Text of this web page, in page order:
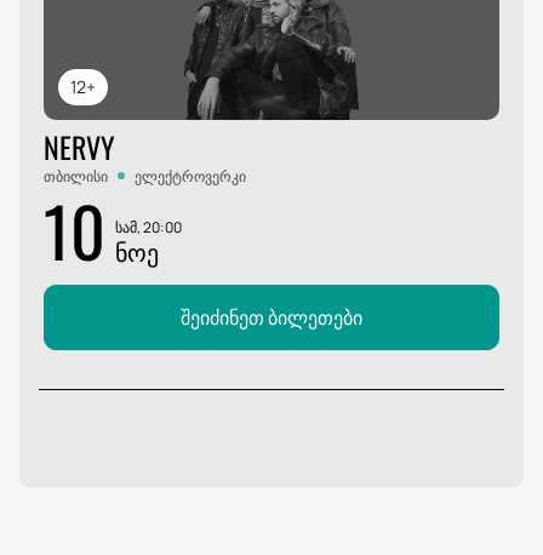
12+
NERVY
თბილისი ელექტროვერკი
10 სამ, 20:00
ᲜᲝᲔ
შეიძინეთ ბილეთები